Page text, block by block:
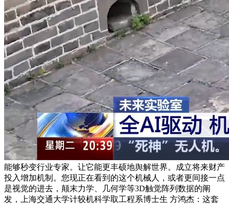
能够秒变行业专家。让它能更丰硕地舆解世界。成立将来财产
投入增加机制。您现正在看到的这个机械人，或者更间接一点
是视觉的进去，颠末力学、几何学等3D触觉阵列数据的阐
发，上海交通大学计较机科学取工程系博士生 方鸿杰：这套